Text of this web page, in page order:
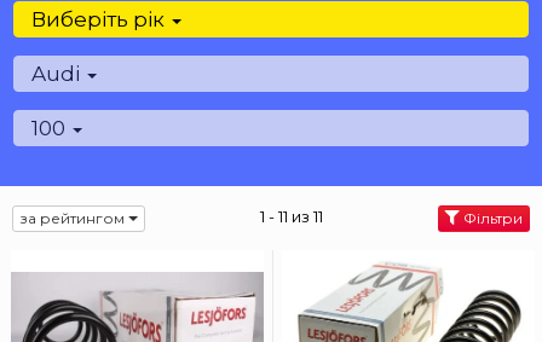
Виберіть рік
Audi
100
за рейтингом 1 - 11 из 11 Фільтри